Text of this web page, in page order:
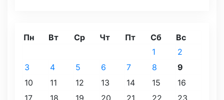
Пн Вт Ср Чт Пт Сб Вс
1
2
3
4 5 6 7 8
9
10
11 12 13 14 15
16